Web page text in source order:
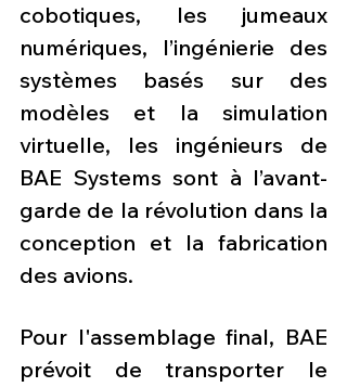
cobotiques, les jumeaux
numériques, l’ingénierie des
systèmes basés sur des
modèles et la simulation
virtuelle, les ingénieurs de
BAE Systems sont à l’avant-
garde de la révolution dans la
conception et la fabrication
des avions.
Pour l'assemblage final, BAE
prévoit de transporter le